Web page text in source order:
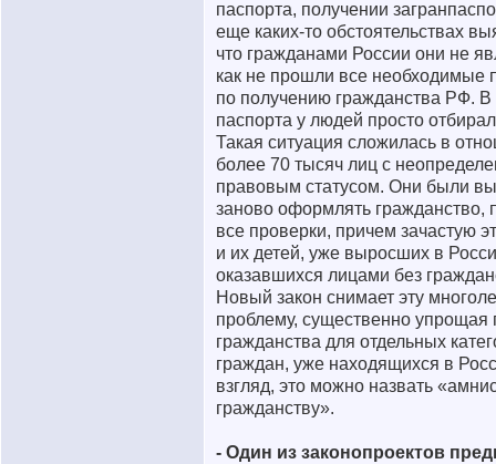
паспорта, получении
еще каких-то обстоятельствах
что гражданами России они не
как не прошли все необходимые
по получению гражданства РФ. В
паспорта у людей просто
Такая ситуация сложилась в
более 70 тысяч лиц с
правовым статусом. Они были
заново оформлять гражданство,
все проверки, причем зачастую
и их детей, уже выросших в
оказавшихся лицами без
Новый закон снимает эту
проблему, существенно упрощая
гражданства для отдельных
граждан, уже находящихся в
взгляд, это можно назвать
гражданству».
- Один из законопроектов